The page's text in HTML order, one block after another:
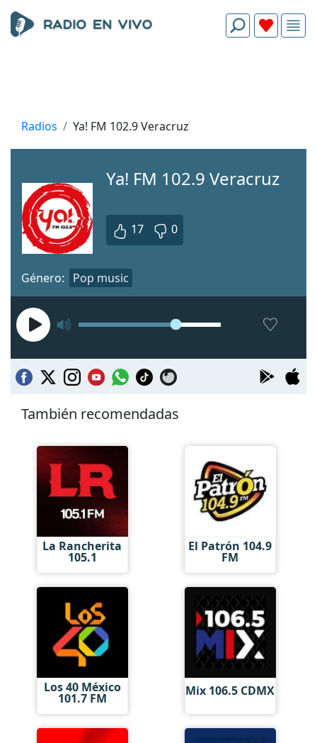
Radios Ya! FM 102.9 Veracruz
Ya! FM 102.9 Veracruz
17 0
Género: Pop music
También recomendadas
La Rancherita
105.1
El Patrón 104.9
FM
Los 40 México
101.7 FM Mix 106.5 CDMX